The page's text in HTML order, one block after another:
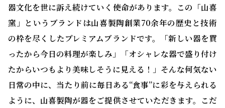
器文化を世に訴え続けていく使命があります。この「山喜
窯」というブランドは山喜製陶創業70余年の歴史と技術
の枠を尽くしたプレミアムブランドです。「新しい器を買
ったから今日の料理が楽しみ」「オシャレな器で盛り付け
たからいつもより美味しそうに見える！」そんな何気ない
日常の中に、当たり前に毎日ある“食事”に彩を与えられる
ように、山喜製陶が器をご提供させていただきます。こだ